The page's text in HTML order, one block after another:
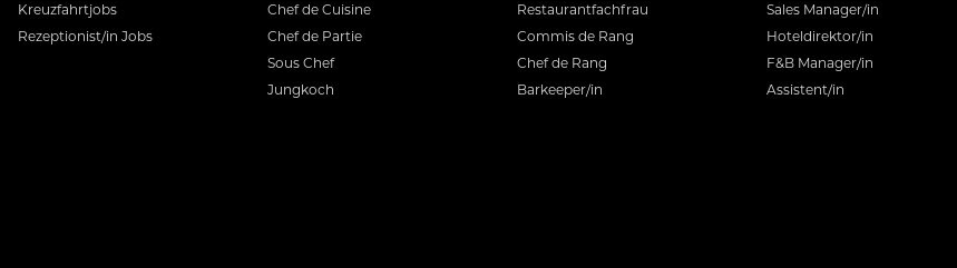
Kreuzfahrtjobs
Rezeptionist/in Jobs
Chef de Cuisine
Chef de Partie
Sous Chef
Jungkoch
Restaurantfachfrau
Commis de Rang
Chef de Rang
Barkeeper/in
Sales Manager/in
Hoteldirektor/in
F&B Manager/in
Assistent/in